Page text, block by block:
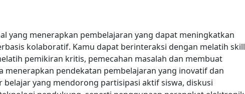
yang menerapkan pembelajaran yang dapat meningkatkan
kolaboratif. Kamu dapat berinteraksi dengan melatih skill
pemikiran kritis, pemecahan masalah dan membuat
menerapkan pendekatan pembelajaran yang inovatif dan
yang mendorong partisipasi aktif siswa, diskusi